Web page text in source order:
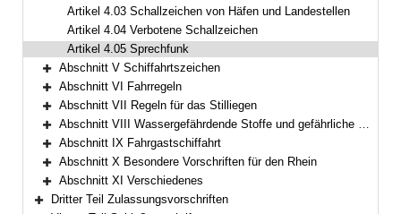
Artikel 4.03 Schallzeichen von Häfen und Landestellen
Artikel 4.04 Verbotene Schallzeichen
Artikel 4.05 Sprechfunk
Bereich erweitern
Abschnitt V Schiffahrtszeichen
Bereich erweitern
Abschnitt VI Fahrregeln
Bereich erweitern
Abschnitt VII Regeln für das Stilliegen
Bereich erweitern
Abschnitt VIII Wassergefährdende Stoffe und gefährliche Güter
Bereich erweitern
Abschnitt IX Fahrgastschiffahrt
Bereich erweitern
Abschnitt X Besondere Vorschriften für den Rhein
Bereich erweitern
Abschnitt XI Verschiedenes
Bereich erweitern
Dritter Teil Zulassungsvorschriften